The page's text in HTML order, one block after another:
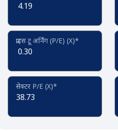
4.19
प्राइस टू अर्निंग (P/E) (X)*
0.30
सेक्टर P/E (X)*
38.73